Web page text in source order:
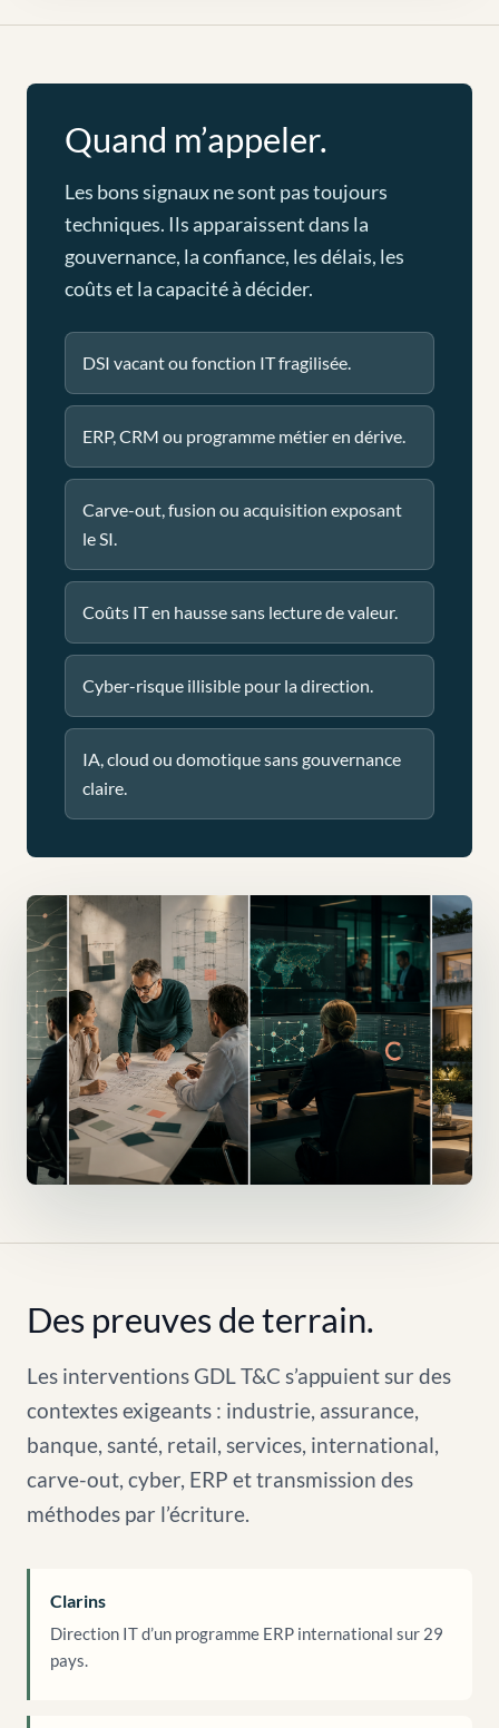
Quand m’appeler.
Les bons signaux ne sont pas toujours
techniques. Ils apparaissent dans la
gouvernance, la confiance, les délais, les
coûts et la capacité à décider.
DSI vacant ou fonction IT fragilisée.
ERP, CRM ou programme métier en dérive.
Carve-out, fusion ou acquisition exposant
le SI.
Coûts IT en hausse sans lecture de valeur.
Cyber-risque illisible pour la direction.
IA, cloud ou domotique sans gouvernance
claire.
Des preuves de terrain.
Les interventions GDL T&C s’appuient sur des
contextes exigeants : industrie, assurance,
banque, santé, retail, services, international,
carve-out, cyber, ERP et transmission des
méthodes par l’écriture.
Clarins
Direction IT d’un programme ERP international sur 29
pays.